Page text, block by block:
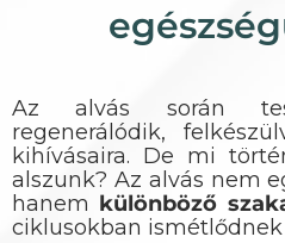
Az alvás során
regenerálódik,
kihívásaira. De mi
alszunk? Az alvás nem
hanem különböző
ciklusokban ismétlődnek